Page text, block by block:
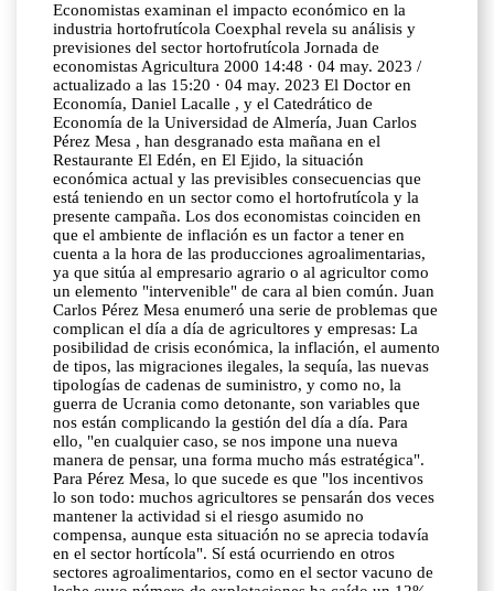
Economistas examinan el impacto económico en la
industria hortofrutícola Coexphal revela su análisis y
previsiones del sector hortofrutícola Jornada de
economistas Agricultura 2000 14:48 · 04 may. 2023 /
actualizado a las 15:20 · 04 may. 2023 El Doctor en
Economía, Daniel Lacalle , y el Catedrático de
Economía de la Universidad de Almería, Juan Carlos
Pérez Mesa , han desgranado esta mañana en el
Restaurante El Edén, en El Ejido, la situación
económica actual y las previsibles consecuencias que
está teniendo en un sector como el hortofrutícola y la
presente campaña. Los dos economistas coinciden en
que el ambiente de inflación es un factor a tener en
cuenta a la hora de las producciones agroalimentarias,
ya que sitúa al empresario agrario o al agricultor como
un elemento "intervenible" de cara al bien común. Juan
Carlos Pérez Mesa enumeró una serie de problemas que
complican el día a día de agricultores y empresas: La
posibilidad de crisis económica, la inflación, el aumento
de tipos, las migraciones ilegales, la sequía, las nuevas
tipologías de cadenas de suministro, y como no, la
guerra de Ucrania como detonante, son variables que
nos están complicando la gestión del día a día. Para
ello, "en cualquier caso, se nos impone una nueva
manera de pensar, una forma mucho más estratégica".
Para Pérez Mesa, lo que sucede es que "los incentivos
lo son todo: muchos agricultores se pensarán dos veces
mantener la actividad si el riesgo asumido no
compensa, aunque esta situación no se aprecia todavía
en el sector hortícola". Sí está ocurriendo en otros
sectores agroalimentarios, como en el sector vacuno de